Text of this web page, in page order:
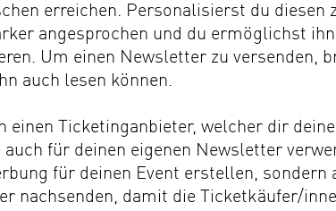
erreichen. Personalisierst du diesen
angesprochen und du ermöglichst
Um einen Newsletter zu versenden,
auch lesen können.
einen Ticketinganbieter, welcher dir deine
für deinen eigenen Newsletter
für deinen Event erstellen, sondern
nachsenden, damit die Ticketkäufer/